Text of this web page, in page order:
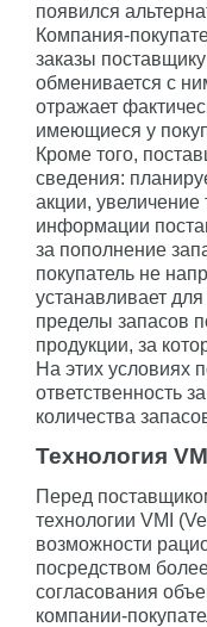
появился
Компания-
заказы
обменивается с
отражает
имеющиеся у
Кроме того,
сведения:
акции,
информации
за пополнение
покупатель не
устанавливает
пределы запасов
продукции, за
На этих условиях
ответственность
количества
Технология
Перед
технологии VMI
возможности
посредством
согласования
компании-